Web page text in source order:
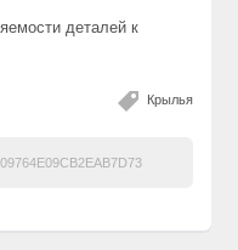
деталей к
Крылья